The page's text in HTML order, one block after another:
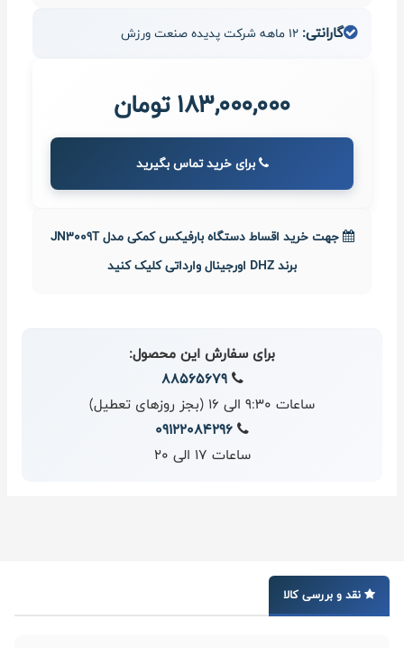
گارانتی:
183,000,000 تومان
برای خرید تماس بگیرید
جهت خرید اقساط دستگاه بارفیکس کمکی مدل JN3009T
برند DHZ اورجینال وارداتی کلیک کنید
برای سفارش این محصول:
88565679
ساعات 9:30 الی 16 (بجز روزهای تعطیل)
09122084296
ساعات 17 الی 20
نقد و بررسی کالا